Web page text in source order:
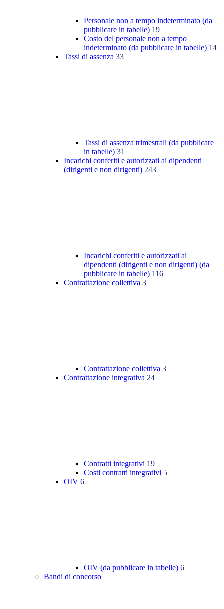
Personale non a tempo indeterminato (da
pubblicare in tabelle) 19
Costo del personale non a tempo
indeterminato (da pubblicare in tabelle) 14
Tassi di assenza 33
Tassi di assenza trimestrali (da pubblicare
in tabelle) 31
Incarichi conferiti e autorizzati ai dipendenti
(dirigenti e non dirigenti) 243
Incarichi conferiti e autorizzati ai
dipendenti (dirigenti e non dirigenti) (da
pubblicare in tabelle) 116
Contrattazione collettiva 3
Contrattazione collettiva 3
Contrattazione integrativa 24
Contratti integrativi 19
Costi contratti integrativi 5
OIV 6
OIV (da pubblicare in tabelle) 6
Bandi di concorso